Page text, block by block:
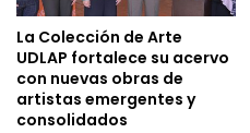
La Colección de Arte
UDLAP fortalece su acervo
con nuevas obras de
artistas emergentes y
consolidados